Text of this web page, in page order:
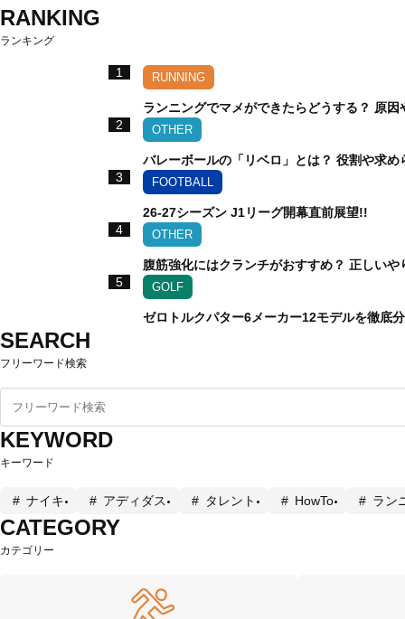
RANKING
ランキング
1 RUNNING
ランニングでマメができたらどうする？ 原
2
OTHER
バレーボールの「リベロ」とは？ 役割や求め
3
FOOTBALL
26-27シーズン J1リーグ開幕直前展望!!
4
OTHER
腹筋強化にはクランチがおすすめ？ 正しいや
5
GOLF
ゼロトルクパター6メーカー12モデルを徹底
SEARCH
フリーワード検索
KEYWORD
キーワード
ナイキ アディダス タレント HowTo ラン
CATEGORY
カテゴリー